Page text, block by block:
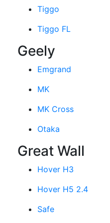
Tiggo
Tiggo FL
Geely
Emgrand
MK
MK Cross
Otaka
Great Wall
Hover H3
Hover H5 2.4
Safe